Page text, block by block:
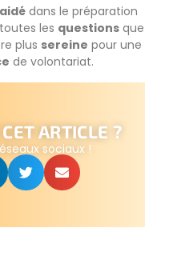
aidé dans le préparation
toutes les questionsque
plus sereine pour une
de volontariat.
ARTICLE ?
sociaux !